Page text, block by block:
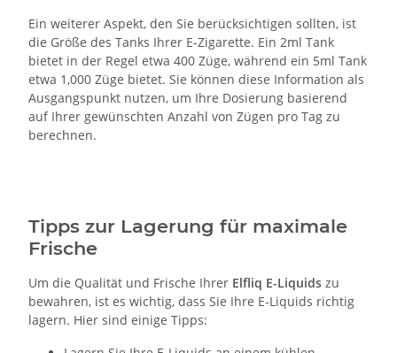
Ein weiterer Aspekt, den Sie berücksichtigen sollten, ist
die Größe des Tanks Ihrer E-Zigarette. Ein 2ml Tank
bietet in der Regel etwa 400 Züge, während ein 5ml Tank
etwa 1,000 Züge bietet. Sie können diese Information als
Ausgangspunkt nutzen, um Ihre Dosierung basierend
auf Ihrer gewünschten Anzahl von Zügen pro Tag zu
berechnen.
Tipps zur Lagerung für maximale
Frische
Um die Qualität und Frische Ihrer Elfliq E-Liquids zu
bewahren, ist es wichtig, dass Sie Ihre E-Liquids richtig
lagern. Hier sind einige Tipps: